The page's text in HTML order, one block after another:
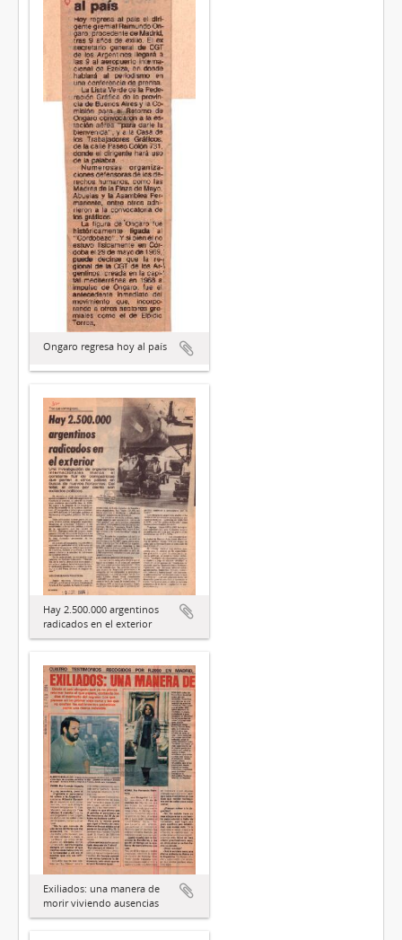
Ongaro regresa hoy al país
Hay 2.500.000 argentinos
radicados en el exterior
Exiliados: una manera de
morir viviendo ausencias